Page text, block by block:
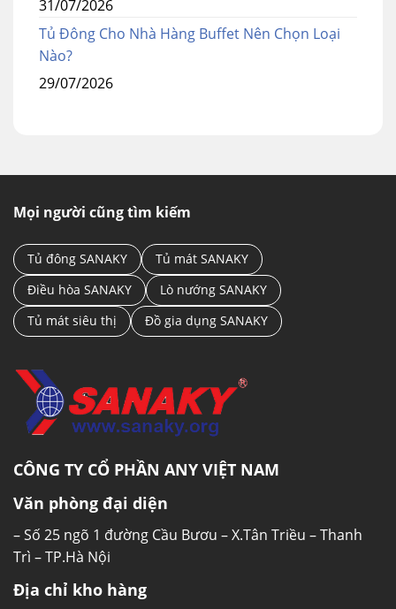
31/07/2026
Tủ Đông Cho Nhà Hàng Buffet Nên Chọn Loại
Nào?
29/07/2026
Mọi người cũng tìm kiếm
Tủ đông SANAKY
Tủ mát SANAKY
Điều hòa SANAKY
Lò nướng SANAKY
Tủ mát siêu thị
Đồ gia dụng SANAKY
CÔNG TY CỔ PHẦN ANY VIỆT NAM
Văn phòng đại diện
– Số 25 ngõ 1 đường Cầu Bươu – X.Tân Triều – Thanh
Trì – TP.Hà Nội
Địa chỉ kho hàng